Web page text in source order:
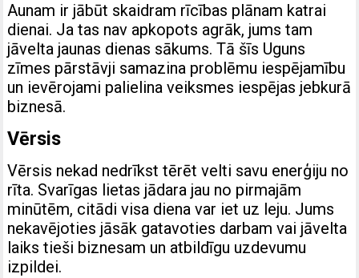
Aunam ir jābūt skaidram rīcības plānam katrai
dienai. Ja tas nav apkopots agrāk, jums tam
jāvelta jaunas dienas sākums. Tā šīs Uguns
zīmes pārstāvji samazina problēmu iespējamību
un ievērojami palielina veiksmes iespējas jebkurā
biznesā.
Vērsis
Vērsis nekad nedrīkst tērēt velti savu enerģiju no
rīta. Svarīgas lietas jādara jau no pirmajām
minūtēm, citādi visa diena var iet uz leju. Jums
nekavējoties jāsāk gatavoties darbam vai jāvelta
laiks tieši biznesam un atbildīgu uzdevumu
izpildei.